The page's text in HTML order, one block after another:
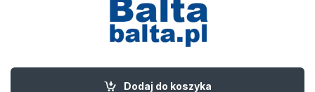
Dodaj do koszyka
Masz pytania? Zadzwoń!
58 524 50 00